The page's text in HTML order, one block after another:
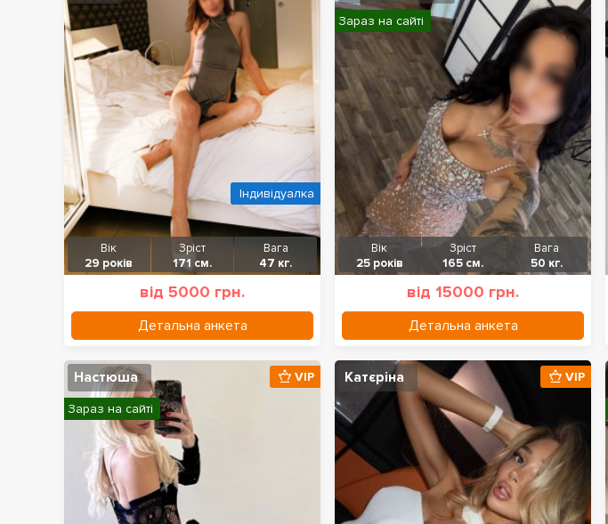
Вік
29 років
Зріст
171 см.
Вага
47 кг.
від 5000 грн.
Детальна анкета
Індивідуалка
Вік
25 років
Зріст
165 см.
Вага
50 кг.
від 15000 грн.
Детальна анкета
Зараз на сайті
Настюша VIP
Зараз на сайті
Катєріна VIP